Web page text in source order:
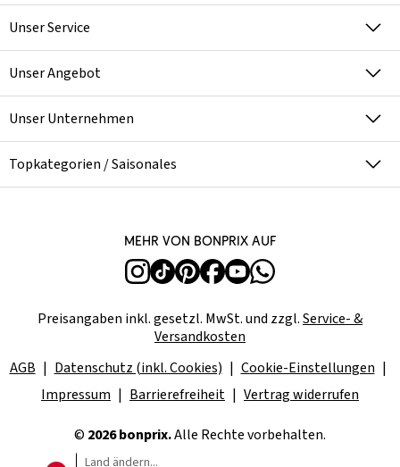
Unser Service
Unser Angebot
Unser Unternehmen
Topkategorien / Saisonales
Mehr von bonprix auf
Preisangaben inkl. gesetzl. MwSt. und zzgl.Service- &
Versandkosten
AGB
Datenschutz (inkl. Cookies)
Cookie-Einstellungen
Impressum
Barrierefreiheit Vertrag widerrufen
© 2026 bonprix.Alle Rechte vorbehalten.
Land ändern...